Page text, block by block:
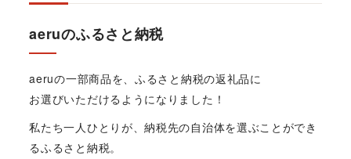
aeruのふるさと納税
aeruの一部商品を、ふるさと納税の返礼品に
お選びいただけるようになりました！
私たち一人ひとりが、納税先の自治体を選ぶことができ
るふるさと納税。